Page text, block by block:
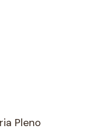
Pleno